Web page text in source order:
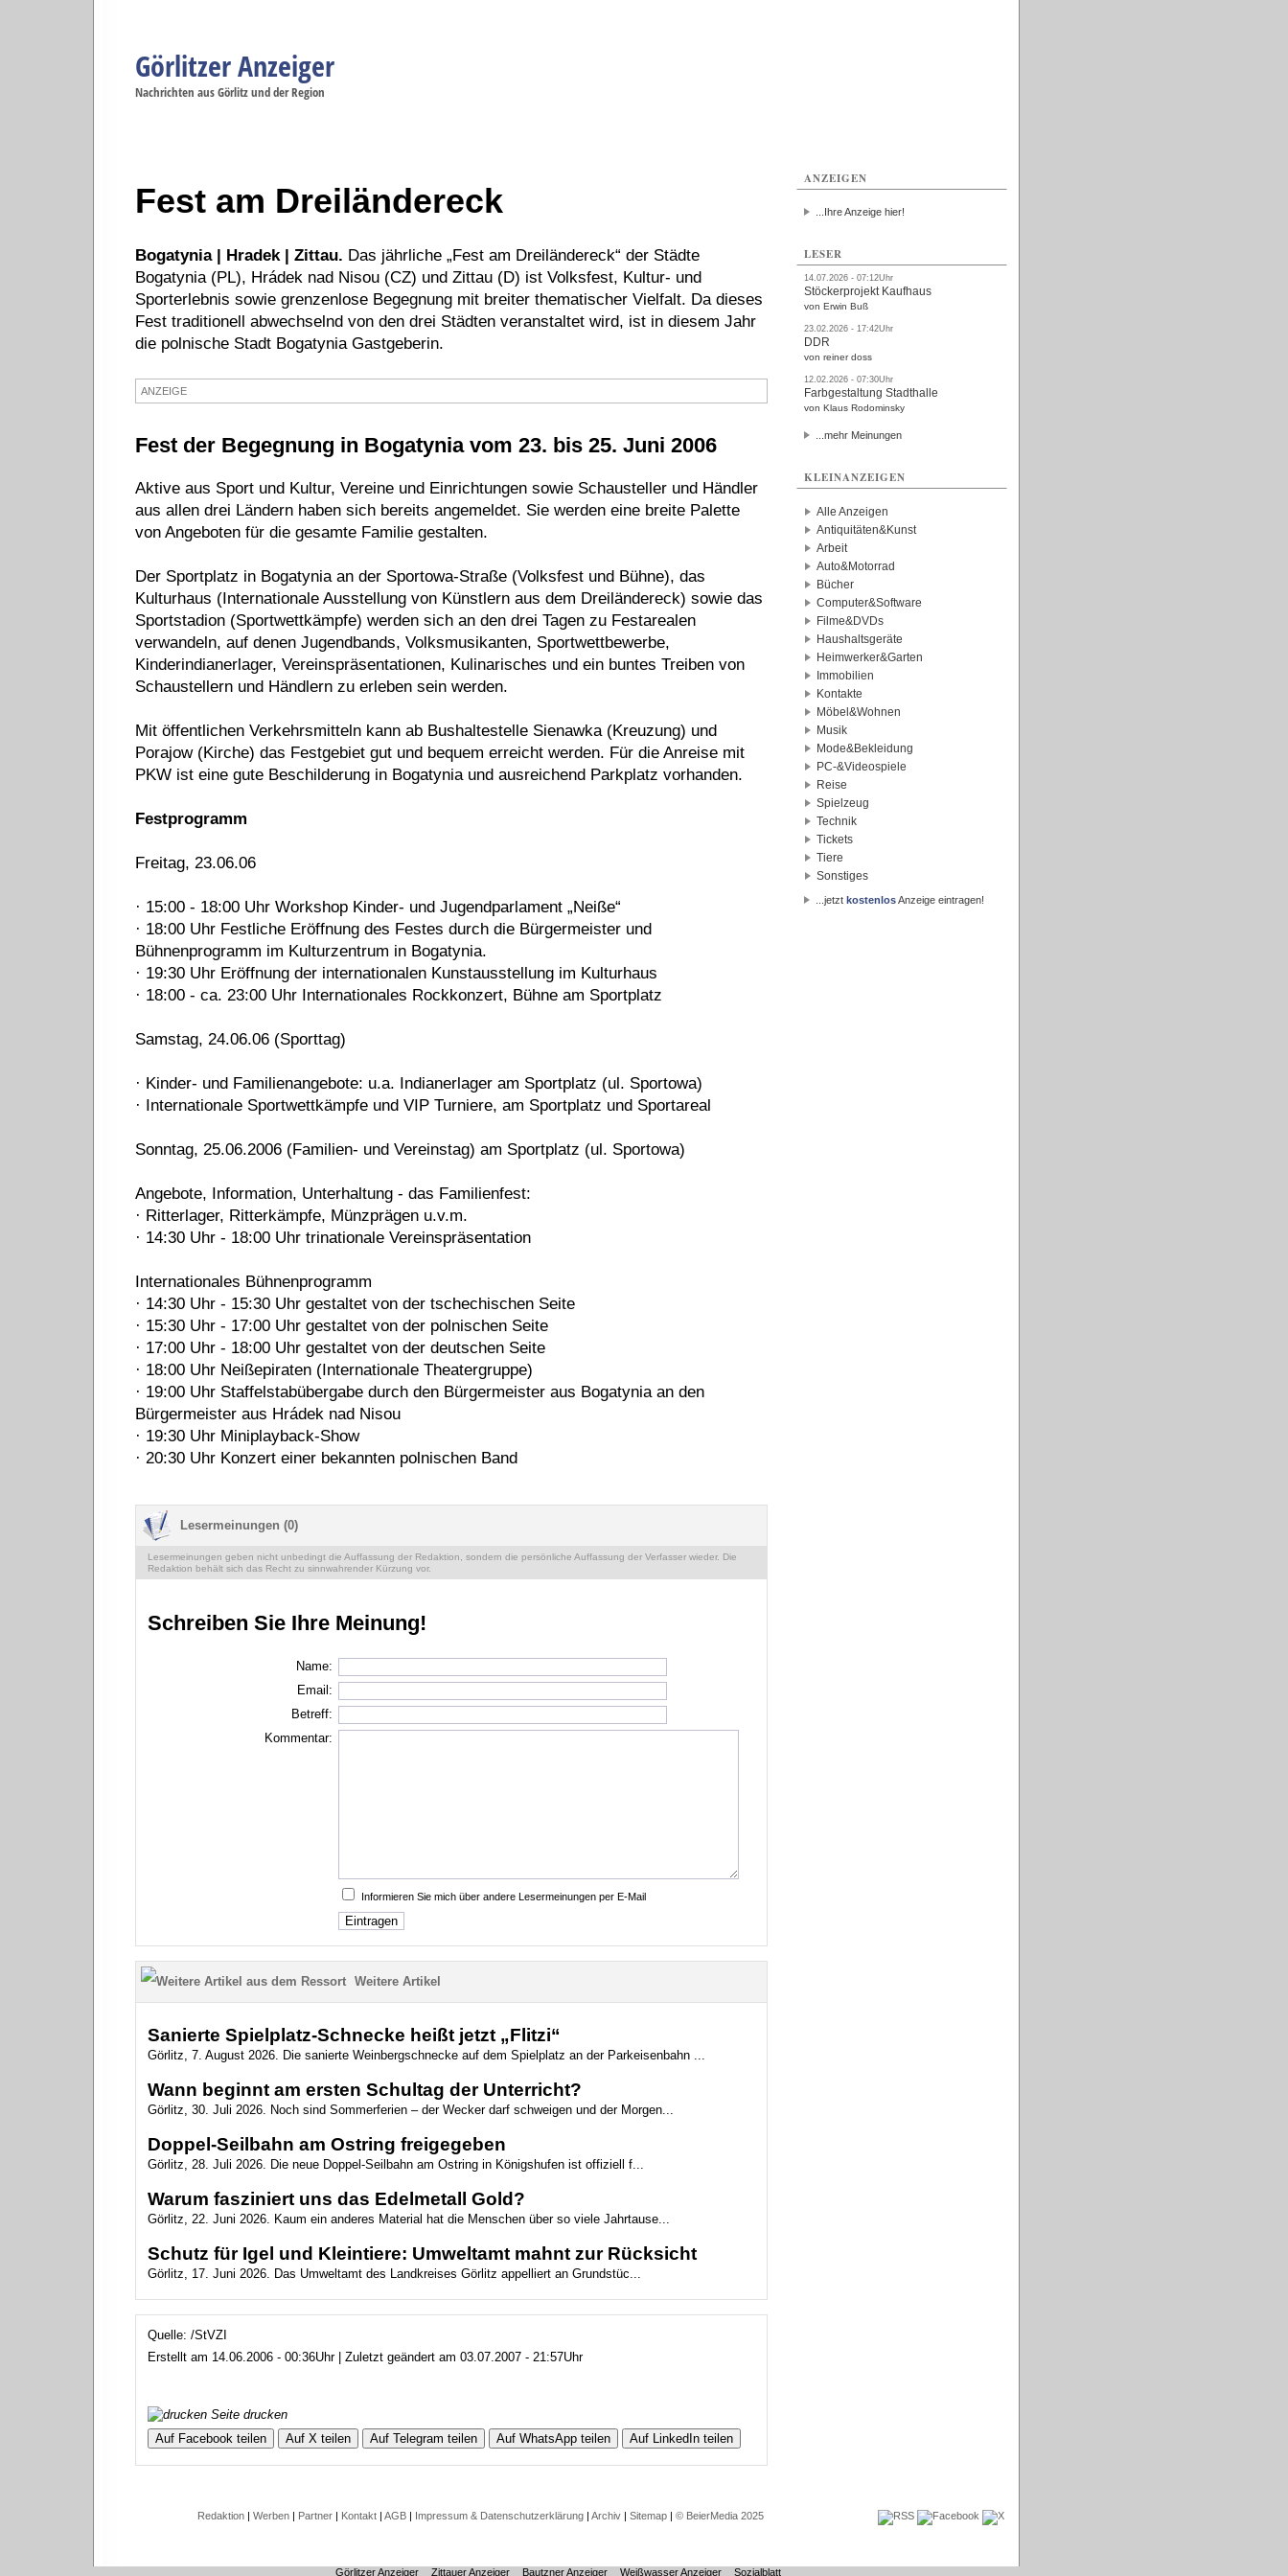
Görlitzer Anzeiger
Nachrichten aus Görlitz und der Region
Fest am Dreiländereck
Bogatynia | Hradek | Zittau. Das jährliche „Fest am Dreiländereck“ der Städte
Bogatynia (PL), Hrádek nad Nisou (CZ) und Zittau (D) ist Volksfest, Kultur- und
Sporterlebnis sowie grenzenlose Begegnung mit breiter thematischer Vielfalt. Da dieses
Fest traditionell abwechselnd von den drei Städten veranstaltet wird, ist in diesem Jahr
die polnische Stadt Bogatynia Gastgeberin.
ANZEIGE
Fest der Begegnung in Bogatynia vom 23. bis 25. Juni 2006
Aktive aus Sport und Kultur, Vereine und Einrichtungen sowie Schausteller und Händler
aus allen drei Ländern haben sich bereits angemeldet. Sie werden eine breite Palette
von Angeboten für die gesamte Familie gestalten.
Der Sportplatz in Bogatynia an der Sportowa-Straße (Volksfest und Bühne), das
Kulturhaus (Internationale Ausstellung von Künstlern aus dem Dreiländereck) sowie das
Sportstadion (Sportwettkämpfe) werden sich an den drei Tagen zu Festarealen
verwandeln, auf denen Jugendbands, Volksmusikanten, Sportwettbewerbe,
Kinderindianerlager, Vereinspräsentationen, Kulinarisches und ein buntes Treiben von
Schaustellern und Händlern zu erleben sein werden.
Mit öffentlichen Verkehrsmitteln kann ab Bushaltestelle Sienawka (Kreuzung) und
Porajow (Kirche) das Festgebiet gut und bequem erreicht werden. Für die Anreise mit
PKW ist eine gute Beschilderung in Bogatynia und ausreichend Parkplatz vorhanden.
Festprogramm
Freitag, 23.06.06
· 15:00 - 18:00 Uhr Workshop Kinder- und Jugendparlament „Neiße“
· 18:00 Uhr Festliche Eröffnung des Festes durch die Bürgermeister und
Bühnenprogramm im Kulturzentrum in Bogatynia.
· 19:30 Uhr Eröffnung der internationalen Kunstausstellung im Kulturhaus
· 18:00 - ca. 23:00 Uhr Internationales Rockkonzert, Bühne am Sportplatz
Samstag, 24.06.06 (Sporttag)
· Kinder- und Familienangebote: u.a. Indianerlager am Sportplatz (ul. Sportowa)
· Internationale Sportwettkämpfe und VIP Turniere, am Sportplatz und Sportareal
Sonntag, 25.06.2006 (Familien- und Vereinstag) am Sportplatz (ul. Sportowa)
Angebote, Information, Unterhaltung - das Familienfest:
· Ritterlager, Ritterkämpfe, Münzprägen u.v.m.
· 14:30 Uhr - 18:00 Uhr trinationale Vereinspräsentation
Internationales Bühnenprogramm
· 14:30 Uhr - 15:30 Uhr gestaltet von der tschechischen Seite
· 15:30 Uhr - 17:00 Uhr gestaltet von der polnischen Seite
· 17:00 Uhr - 18:00 Uhr gestaltet von der deutschen Seite
· 18:00 Uhr Neißepiraten (Internationale Theatergruppe)
· 19:00 Uhr Staffelstabübergabe durch den Bürgermeister aus Bogatynia an den
Bürgermeister aus Hrádek nad Nisou
· 19:30 Uhr Miniplayback-Show
· 20:30 Uhr Konzert einer bekannten polnischen Band
Lesermeinungen (0)
Lesermeinungen geben nicht unbedingt die Auffassung der Redaktion, sondern die persönliche Auffassung der Verfasser wieder. Die
Redaktion behält sich das Recht zu sinnwahrender Kürzung vor.
Schreiben Sie Ihre Meinung!
Name:
Email:
Betreff:
Kommentar:
Informieren Sie mich über andere Lesermeinungen per E-Mail
Weitere Artikel
Sanierte Spielplatz-Schnecke heißt jetzt „Flitzi“
Görlitz, 7. August 2026. Die sanierte Weinbergschnecke auf dem Spielplatz an der Parkeisenbahn ...
Wann beginnt am ersten Schultag der Unterricht?
Görlitz, 30. Juli 2026. Noch sind Sommerferien – der Wecker darf schweigen und der Morgen...
Doppel-Seilbahn am Ostring freigegeben
Görlitz, 28. Juli 2026. Die neue Doppel-Seilbahn am Ostring in Königshufen ist offiziell f...
Warum fasziniert uns das Edelmetall Gold?
Görlitz, 22. Juni 2026. Kaum ein anderes Material hat die Menschen über so viele Jahrtause...
Schutz für Igel und Kleintiere: Umweltamt mahnt zur Rücksicht
Görlitz, 17. Juni 2026. Das Umweltamt des Landkreises Görlitz appelliert an Grundstüc...
Quelle: /StVZI
Erstellt am 14.06.2006 - 00:36Uhr | Zuletzt geändert am 03.07.2007 - 21:57Uhr
Seite drucken
Auf Facebook teilen
Auf X teilen Auf Telegram teilen Auf WhatsApp teilen Auf LinkedIn teilen
ANZEIGEN
...Ihre Anzeige hier!
LESER
14.07.2026 - 07:12Uhr
Stöckerprojekt Kaufhaus
von Erwin Buß
23.02.2026 - 17:42Uhr
DDR
von reiner doss
12.02.2026 - 07:30Uhr
Farbgestaltung Stadthalle
von Klaus Rodominsky
...mehr Meinungen
KLEINANZEIGEN
Alle Anzeigen
Antiquitäten&Kunst
Arbeit
Auto&Motorrad
Bücher
Computer&Software
Filme&DVDs
Haushaltsgeräte
Heimwerker&Garten
Immobilien
Kontakte
Möbel&Wohnen
Musik
Mode&Bekleidung
PC-&Videospiele
Reise
Spielzeug
Technik
Tickets
Tiere
Sonstiges
...jetzt kostenlosAnzeige eintragen!
Redaktion | Werben | Partner | Kontakt | AGB | Impressum & Datenschutzerklärung | Archiv | Sitemap | © BeierMedia 2025
Görlitzer Anzeiger Zittauer Anzeiger Bautzner Anzeiger Weißwasser Anzeiger Sozialblatt